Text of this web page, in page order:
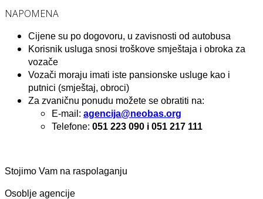
NAPOMENA
Cijene su po dogovoru, u zavisnosti od autobusa
Korisnik usluga snosi troškove smještaja i obroka za
vozače
Vozači moraju imati iste pansionske usluge kao i
putnici (smještaj, obroci)
Za zvaničnu ponudu možete se obratiti na:
E-mail: agencija@neobas.org
Telefone: 051 223 090 i 051 217 111
Stojimo Vam na raspolaganju
Osoblje agencije